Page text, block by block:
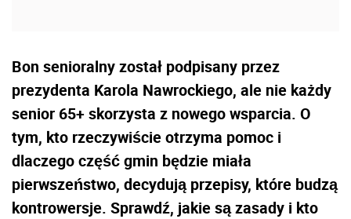
Bon senioralny został podpisany przez
prezydenta Karola Nawrockiego, ale nie każdy
senior 65+ skorzysta z nowego wsparcia. O
tym, kto rzeczywiście otrzyma pomoc i
dlaczego część gmin będzie miała
pierwszeństwo, decydują przepisy, które budzą
kontrowersje. Sprawdź, jakie są zasady i kto